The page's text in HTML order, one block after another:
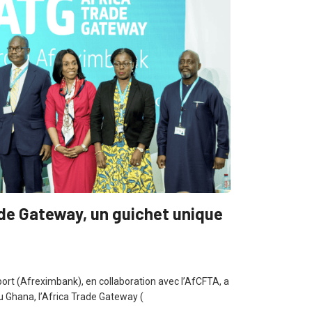
Gateway, un guichet unique
(Afreximbank), en collaboration avec l’AfCFTA, a
l’Africa Trade Gateway (